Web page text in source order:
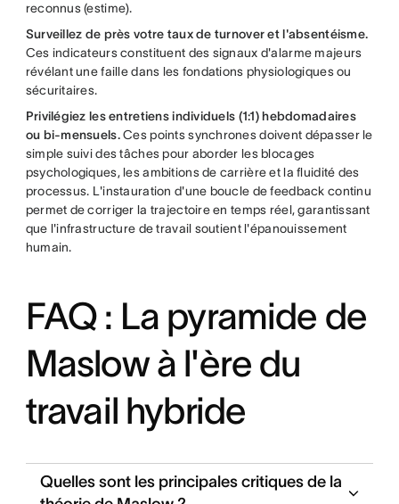
reconnus (estime).
Surveillez de près votre taux de turnover et l'absentéisme.
Ces indicateurs constituent des signaux d'alarme majeurs
révélant une faille dans les fondations physiologiques ou
sécuritaires.
Privilégiez les entretiens individuels (1:1) hebdomadaires
ou bi-mensuels.Ces points synchrones doivent dépasser le
simple suivi des tâches pour aborder les blocages
psychologiques, les ambitions de carrière et la fluidité des
processus. L'instauration d'une boucle de feedback continu
permet de corriger la trajectoire en temps réel, garantissant
que l'infrastructure de travail soutient l'épanouissement
humain.
FAQ : La pyramide de
Maslow à l'ère du
travail hybride
Quelles sont les principales critiques de la